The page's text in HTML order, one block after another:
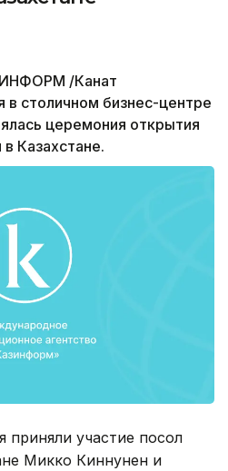
/Канат
столичном бизнес-центре
церемония открытия
Казахстане.
участие посол
Микко Киннунен и